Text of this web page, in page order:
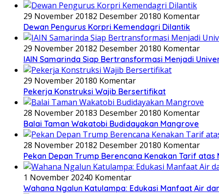
29 November 20182 Desember 20180 Komentar
Dewan Pengurus Korpri Kemendagri Dilantik
29 November 20182 Desember 20180 Komentar
IAIN Samarinda Siap Bertransformasi Menjadi
29 November 20180 Komentar
Pekerja Konstruksi Wajib Bersertifikat
28 November 20183 Desember 20180 Komentar
Balai Taman Wakatobi Budidayakan Mangrove
28 November 20182 Desember 20180 Komentar
Pekan Depan Trump Berencana Kenakan Tarif atas
1 November 20240 Komentar
Wahana Ngalun Katulampa: Edukasi Manfaat Air